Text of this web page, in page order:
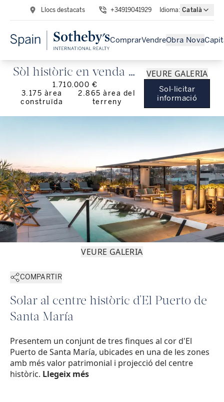
Llocs destacats +34919041929 Idioma: Català
ComprarVendreObra Nova
Sòl històric en venda al
centre de El Puerto de
Santa María
1.710.000 €
3.175 àrea
construïda
2.865 àrea del
terreny
VEURE GALERIA
Sol·licitar
informació
VEURE GALERIA
COMPARTIR
Solar al centre històric d'El Puerto de
Santa María
Presentem un conjunt de tres finques al cor d'El
Puerto de Santa María, ubicades en una de les zones
amb més valor patrimonial i projecció del centre
històric. Llegeix més